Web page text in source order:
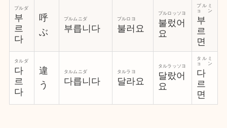
부
르
다
プルダ
呼
ぶ
부릅니다
プルムニダ
불러요
プルロヨ
불렀어
요
プルロッソヨ
부
르
면
プルミ
ョン
다
르
다
タルダ
違
う
다릅니다
タルムニダ
달라요
タルラヨ
달랐어
요
タルラッソヨ
다
르
면
タルミ
ョン